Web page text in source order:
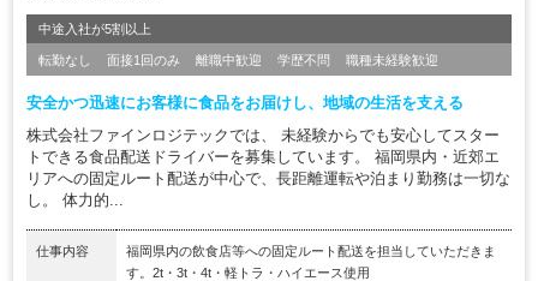
中途入社が5割以上
転勤なし 面接1回のみ 離職中歓迎 学歴不問 職種未経験歓迎
安全かつ迅速にお客様に食品をお届けし、地域の生活を支える
株式会社ファインロジテックでは、 未経験からでも安心してスター
トできる食品配送ドライバーを募集しています。 福岡県内・近郊エ
リアへの固定ルート配送が中心で、長距離運転や泊まり勤務は一切な
し。 体力的...
仕事内容
福岡県内の飲食店等への固定ルート配送を担当していただきま
す。2t・3t・4t・軽トラ・ハイエース使用